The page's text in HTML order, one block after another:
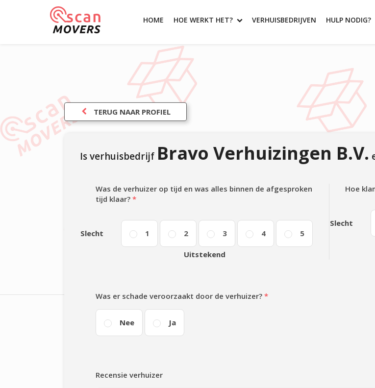
HOME HOE WERKT HET? VERHUISBEDRIJVEN HULP NODIG?
TERUG NAAR PROFIEL
Is verhuisbedrijf Bravo Verhuizingen B.V.
Was de verhuizer op tijd en was alles binnen de afgesproken
tijd klaar?*
Slecht 1 2 3 4 5
Uitstekend
Hoe
Slecht
Was er schade veroorzaakt door de verhuizer?*
Nee Ja
Recensie verhuizer